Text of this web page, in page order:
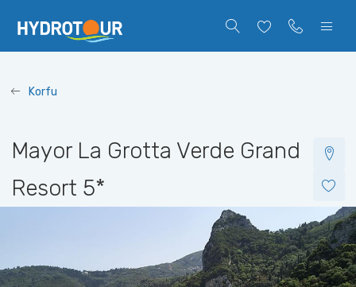
Korfu
Mayor La Grotta Verde Grand
Resort 5*